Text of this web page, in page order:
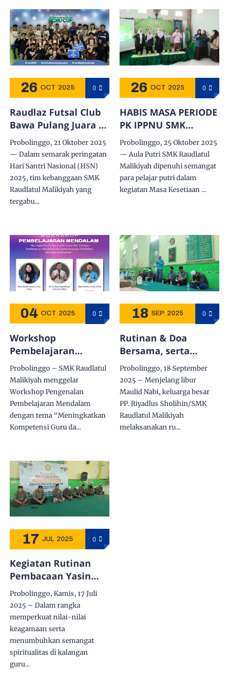
26 OCT 2025 0
Raudlaz Futsal Club
Bawa Pulang Juara 2
di Ajang HSN 2025
Probolinggo, 21 Oktober 2025
— Dalam semarak peringatan
Hari Santri Nasional (HSN)
2025, tim kebanggaan SMK
Raudlatul Malikiyah yang
tergabu...
26 OCT 2025 0
HABIS MASA PERIODE
PK IPPNU SMK
Raudlatul Malikiyah
Gelar MAKESTA
Probolinggo, 25 Oktober 2025
— Aula Putri SMK Raudlatul
Malikiyah dipenuhi semangat
para pelajar putri dalam
kegiatan Masa Kesetiaan ...
04 OCT 2025 0
Workshop
Pembelajaran
Mendalam SMK
Raudlatul Malikiyah
Dorong Pendidikan
Bermutu untuk
Semua
Probolinggo – SMK Raudlatul
Malikiyah menggelar
Workshop Pengenalan
Pembelajaran Mendalam
dengan tema “Meningkatkan
Kompetensi Guru da...
18 SEP 2025 0
Rutinan & Doa
Bersama, serta
Pesan-Kesan Kepala
Sekolah Jelang Libur
Pesantren
Probolinggo, 18 September
2025 – Menjelang libur
Maulid Nabi, keluarga besar
PP. Riyadlus Sholihin/SMK
Raudlatul Malikiyah
melaksanakan ru...
17 JUL 2025 0
Kegiatan Rutinan
Pembacaan Yasin
dan Tahlil di
Maqbaroh Pendiri
Pondok Pesantren
Riyadlus Sholihin ke
Dua kembali di Gelar
Probolinggo, Kamis, 17 Juli
2025 – Dalam rangka
memperkuat nilai-nilai
keagamaan serta
menumbuhkan semangat
spiritualitas di kalangan
guru...